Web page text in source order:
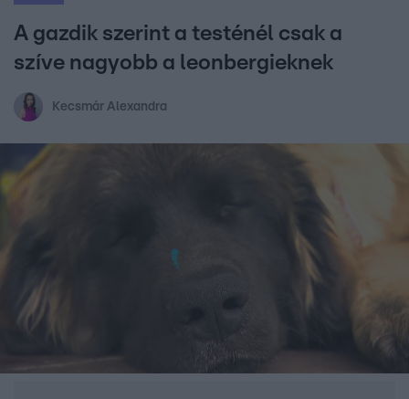
A gazdik szerint a testénél csak a
szíve nagyobb a leonbergieknek
Kecsmár Alexandra